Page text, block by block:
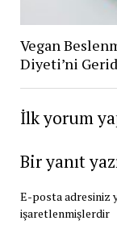
Vegan
Diyeti’ni
İlk yorum
Bir yanıt
E-posta adresiniz
işaretlenmişlerdir